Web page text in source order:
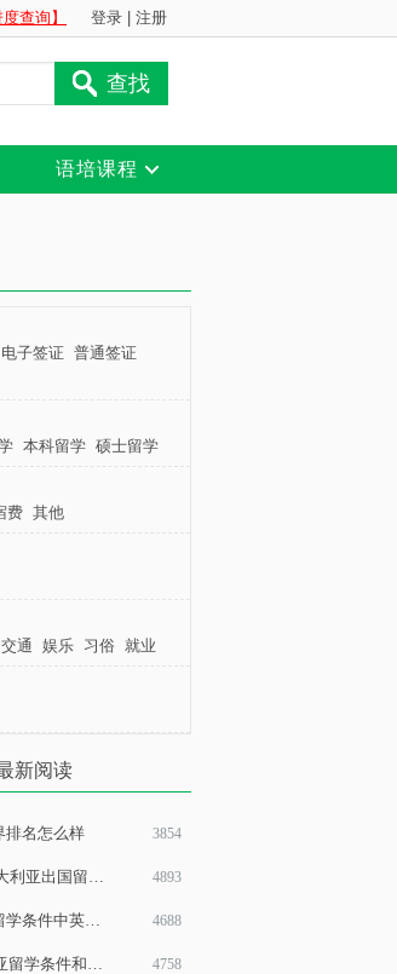
登录 注册
查询】
查找
语培课程
电子签证 普通签证
本科留学 硕士留学
费 其他
交通 娱乐 习俗 就业
新阅读
排名怎么样 3854
留学需要什么条件 4893
英语真的不重要？ 4688
学条件和费用 4758